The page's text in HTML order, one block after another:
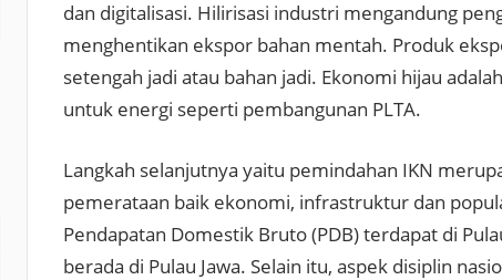
dan digitalisasi. Hilirisasi industri mengandung
menghentikan ekspor bahan mentah. Produk
setengah jadi atau bahan jadi. Ekonomi hijau
untuk energi seperti pembangunan PLTA.
Langkah selanjutnya yaitu pemindahan IKN
pemerataan baik ekonomi, infrastruktur dan
Pendapatan Domestik Bruto (PDB) terdapat di
berada di Pulau Jawa. Selain itu, aspek disiplin